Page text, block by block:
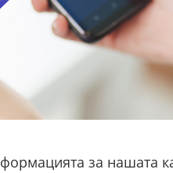
за нашата